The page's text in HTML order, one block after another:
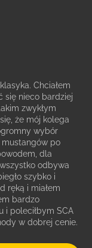
Chciałem
się nieco bardziej
zwykłym
że mój kolega
wybór
mustangów po
dla
odbywa
szybko i
ręką i miałem
bardzo
i poleciłbym SCA
w dobrej cenie.